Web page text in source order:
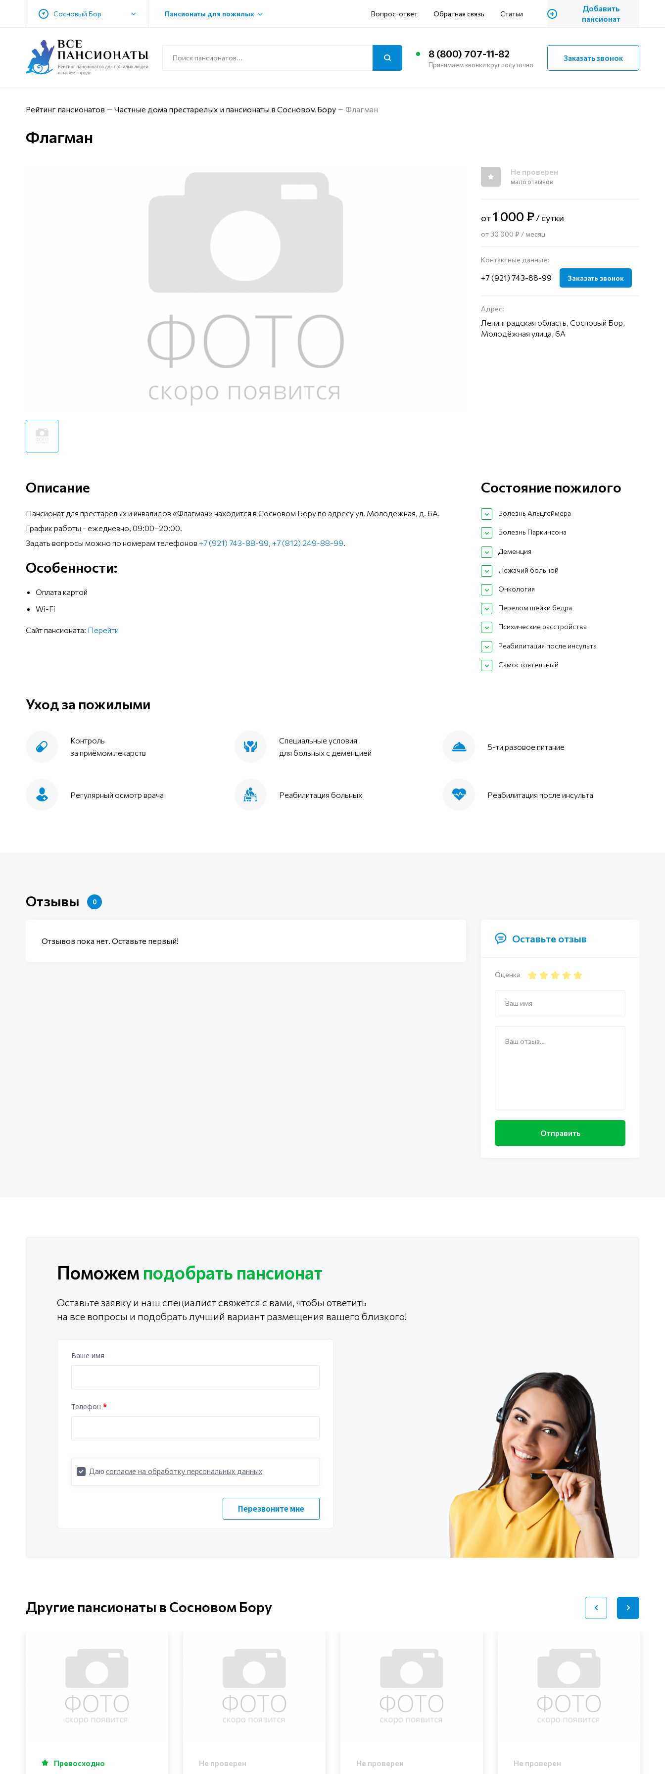
Сосновый Бор Пансионаты для пожилых Вопрос-ответ Обратная связь Статьи +
Добавить
пансионат
8 (800) 707-11-82
Принимаем звонки круглосуточно
Заказать звонок
Рейтинг пансионатов Частные дома престарелых и пансионаты в Сосновом Бору Флагман
Флагман
Не проверен
мало отзывов
от1 000 ₽/ сутки
от 30 000 ₽ / месяц
Контактные данные:
+7 (921) 743-88-99 Заказать звонок
Адрес:
Ленинградская область, Сосновый Бор,
Молодёжная улица, 6А
Описание
Пансионат для престарелых и инвалидов «Флагман» находится в Сосновом Бору по адресу ул. Молодежная, д. 6А.
График работы - ежедневно, 09:00–20:00.
Задать вопросы можно по номерам телефонов +7 (921) 743-88-99, +7 (812) 249-88-99.
Особенности:
Оплата картой
Wi-Fi
Сайт пансионата: Перейти
Состояние пожилого
Болезнь Альцгеймера
Болезнь Паркинсона
Деменция
Лежачий больной
Онкология
Перелом шейки бедра
Психические расстройства
Реабилитация после инсульта
Самостоятельный
Уход за пожилыми
Контроль
за приёмом лекарств
Специальные условия
для больных с деменцией
5-ти разовое питание
Регулярный осмотр врача Реабилитация больных Реабилитация после инсульта
Отзывы 0
Отзывов пока нет. Оставьте первый! Оставьте отзыв
Оценка
Поможем подобрать пансионат
Оставьте заявку и наш специалист свяжется с вами, чтобы ответить
на все вопросы и подобрать лучший вариант размещения вашего близкого!
Другие пансионаты в Сосновом Бору
Превосходно Не проверен Не проверен Не проверен